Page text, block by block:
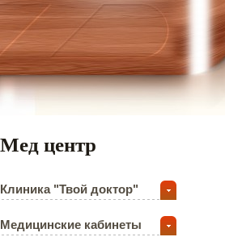
Мед центр
Клиника "Твой доктор"
Медицинские кабинеты